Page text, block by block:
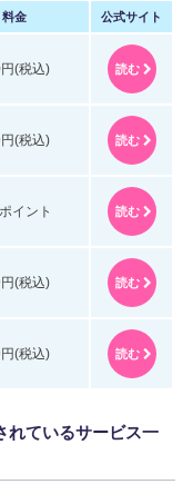
料金 公式サイト
(税込) 読む
(税込) 読む
イント 読む
(税込) 読む
(税込) 読む
れているサービス一